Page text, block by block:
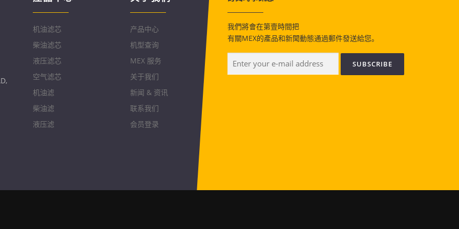
机油滤芯
柴油滤芯
液压滤芯
空气滤芯
机油滤
柴油滤
液压滤
产品中心
机型查询
MEX 服务
关于我们
新闻 & 资讯
联系我们
会员登录
我們將會在第壹時間把
有關MEX的產品和新聞動態通過郵件發送給您。